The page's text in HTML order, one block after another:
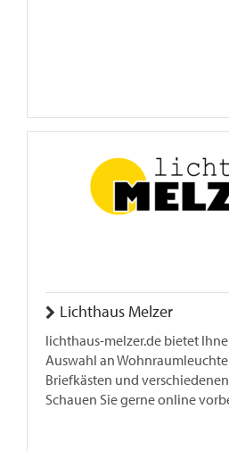
Lichthaus Melzer
lichthaus-melzer.de bietet
Auswahl an
Briefkästen und
Schauen Sie gerne online